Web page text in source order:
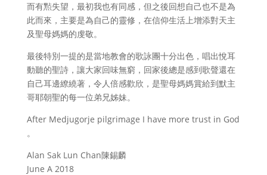
而有㸃失望，最初我也有同感，但之後回想自己也不是為
此而來，主要是為自己的靈修，在信仰生活上增添對天主
及聖母媽媽的虔敬。
最後特別一提的是當地教會的歌詠團十分出色，唱出悅耳
動聽的聖詩，讓大家回味無窮，回家後總是感到歌聲還在
自己耳邊繚繞著，令人倍感歡欣，是聖母媽媽賞給到默主
哥耶朝聖的每一位弟兄姊妹。
After Medjugorje pilgrimage I have more trust in God
。
Alan Sak Lun Chan陳錫麟
June A 2018